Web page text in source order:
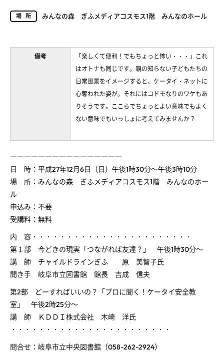
場所 みんなの森 ぎふメディアコスモス1階 みんなのホール
備考
「楽しくて便利！でもちょっと怖い・・・」これ
はオトナも同じです。親の知らない子どもたちの
日常風景をイメージすると、ケータイ・ネットに
心奪われた姿が。それにはコドモなりのワケもあ
りそうです。ここらでちょっとよい意味でもよく
ない意味でもいっしょに考えてみませんか？
――――――――――――――――
日 時：平成27年12月6日（日）午後1時30分～午後3時10分
場 所：みんなの森 ぎふメディアコスモス1階 みんなのホー
ル
申込み：不要
受講料：無料
内 容・・・・・・・・・・・・・・・・・・・・・・・
第１部 今どきの現実「つながれば友達？」 午後1時30分～
講 師 チャイルドラインぎふ 原 美智子氏
聞き手 岐阜市立図書館 館長 吉成 信夫
第2部 どーすればいいの？「プロに聞く！ケータイ安全教
室」 午後2時25分～
講 師 ＫＤＤＩ株式会社 木崎 洋氏
・・・・・・・・・・・・・・・・・・・・・・・
問合せ：岐阜市立中央図書館（058-262-2924）